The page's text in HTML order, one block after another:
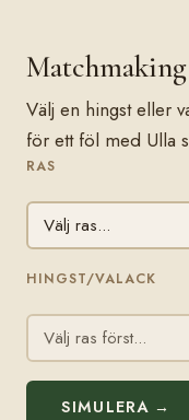
Matchmaking
Välj en hingst eller
för ett föl med Ulla
RAS
HINGST/VALACK
SIMULERA →